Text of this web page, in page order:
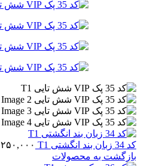
کد 34 زبان بند انگشتی T1 ۲۵۰,۰۰۰
بازگشت به محصولات